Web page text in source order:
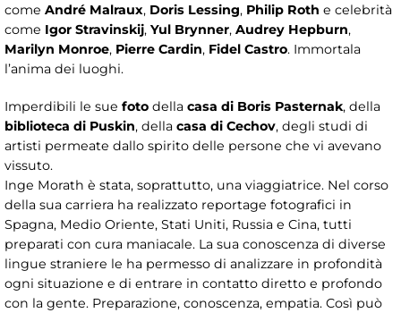
come André Malraux, Doris Lessing, Philip Roth e celebrità
come Igor Stravinskij, Yul Brynner, Audrey Hepburn,
Marilyn Monroe, Pierre Cardin, Fidel Castro. Immortala
l’anima dei luoghi.
Imperdibili le sue foto della casa di Boris Pasternak, della
biblioteca di Puskin, della casa di Cechov, degli studi di
artisti permeate dallo spirito delle persone che vi avevano
vissuto.
Inge Morath è stata, soprattutto, una viaggiatrice. Nel corso
della sua carriera ha realizzato reportage fotografici in
Spagna, Medio Oriente, Stati Uniti, Russia e Cina, tutti
preparati con cura maniacale. La sua conoscenza di diverse
lingue straniere le ha permesso di analizzare in profondità
ogni situazione e di entrare in contatto diretto e profondo
con la gente. Preparazione, conoscenza, empatia. Così può